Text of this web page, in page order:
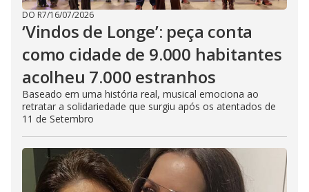
DO R7/16/07/2026
‘Vindos de Longe’: peça conta
como cidade de 9.000 habitantes
acolheu 7.000 estranhos
Baseado em uma história real, musical emociona ao
retratar a solidariedade que surgiu após os atentados de
11 de Setembro